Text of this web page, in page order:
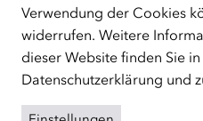
FacebookYouTubeInstagram
Über den ÖIF
Der Österreichische
Organigramm
Verwendung der Cookies
widerrufen. Weitere
dieser Website finden Sie
Datenschutzerklärung und